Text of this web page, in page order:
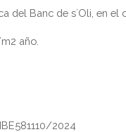
del Banc de s´Oli, en el
año.
2024